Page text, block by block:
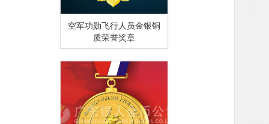
空军功勋飞行人员金银铜
质荣誉奖章